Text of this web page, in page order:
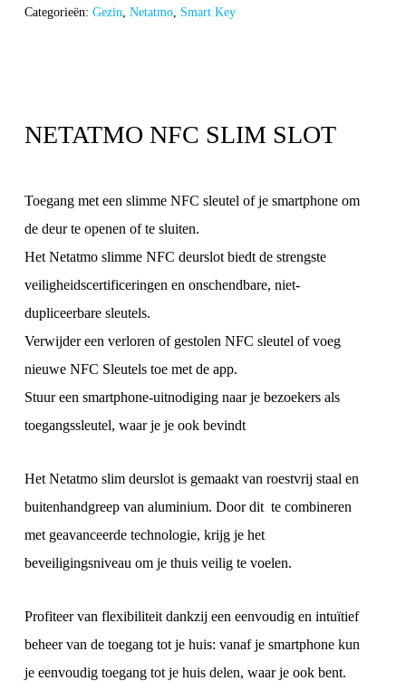
Categorieën: Gezin Netatmo, Smart Key
NETATMO NFC SLIM SLOT
Toegang met een slimme NFC sleutel of je smartphone om
de deur te openen of te sluiten.
Het Netatmo slimme NFC deurslot biedt de strengste
veiligheidscertificeringen en onschendbare, niet-
dupliceerbare sleutels.
Verwijder een verloren of gestolen NFC sleutel of voeg
nieuwe NFC Sleutels toe met de app.
Stuur een smartphone-uitnodiging naar je bezoekers als
toegangssleutel, waar je je ook bevindt
Het Netatmo slim deurslot is gemaakt van roestvrij staal en
buitenhandgreep van aluminium. Door dit te combineren
met geavanceerde technologie, krijg je het
beveiligingsniveau om je thuis veilig te voelen.
Profiteer van flexibiliteit dankzij een eenvoudig en intuïtief
beheer van de toegang tot je huis: vanaf je smartphone kun
je eenvoudig toegang tot je huis delen, waar je ook bent.